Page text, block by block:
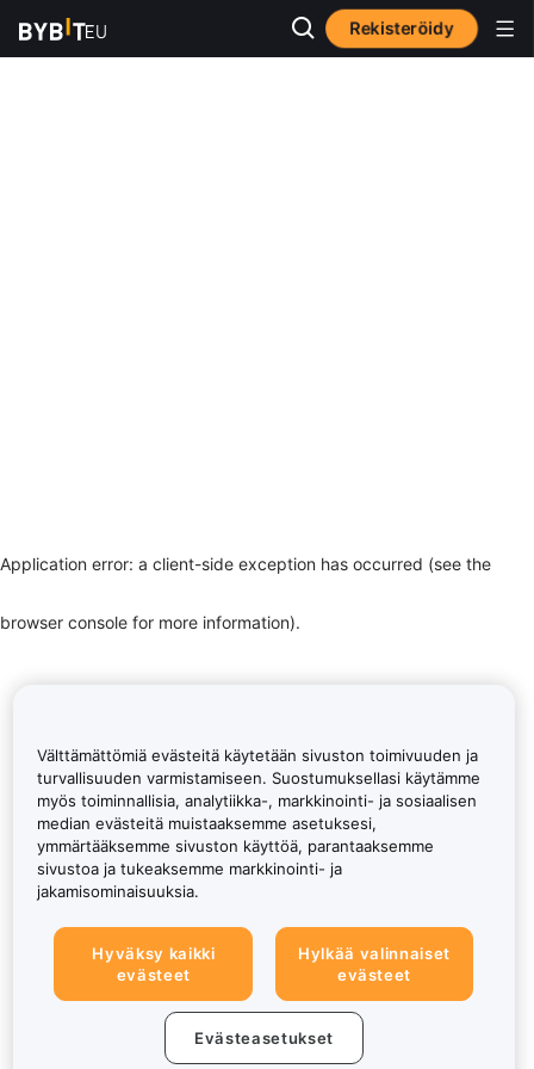
Rekisteröidy
Application error: a client-side exception has occurred (see the
browser console for more information).
Välttämättömiä evästeitä käytetään sivuston toimivuuden ja
turvallisuuden varmistamiseen. Suostumuksellasi käytämme
myös toiminnallisia, analytiikka-, markkinointi- ja sosiaalisen
median evästeitä muistaaksemme asetuksesi,
ymmärtääksemme sivuston käyttöä, parantaaksemme
sivustoa ja tukeaksemme markkinointi- ja
jakamisominaisuuksia.
Hyväksy kaikki
evästeet
Hylkää valinnaiset
evästeet
Evästeasetukset